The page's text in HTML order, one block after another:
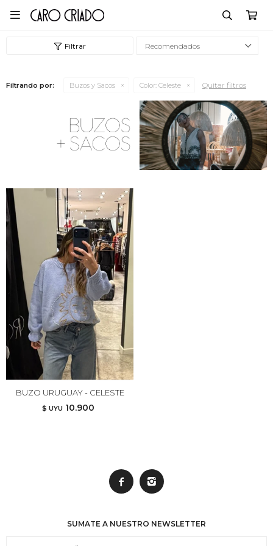

Recomendados
Filtrando por: Buzos y Sacos Color: Celeste Quitar filtros
BUZO URUGUAY - CELESTE
$ UYU 10.900
 
SUMATE A NUESTRO NEWSLETTER